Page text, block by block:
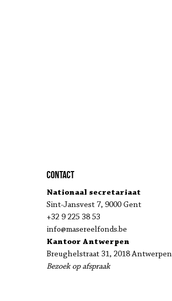
Contact
Nationaal secretariaat
Sint-Jansvest 7, 9000 Gent
+32 9 225 38 53
info@masereelfonds.be
Kantoor Antwerpen
Breughelstraat 31, 2018 Antwerpen
Bezoek op afspraak